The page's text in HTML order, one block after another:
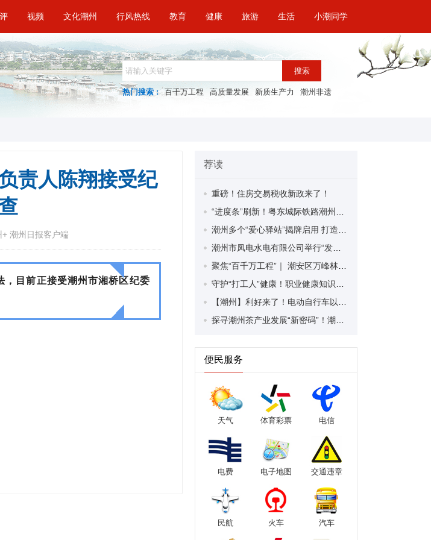
视频 文化潮州 行风热线 教育 健康 旅游 生活 小潮同学
搜索
热门搜索 : 百千万工程 高质量发展 新质生产力 潮州非遗
责人陈翔接受纪
潮州日报客户端
，目前正接受潮州市湘桥区纪委
荐读
重磅！住房交易税收新政来了！
便民服务
天气 体育彩票 电信
电费 电子地图 交通违章
民航 火车 汽车